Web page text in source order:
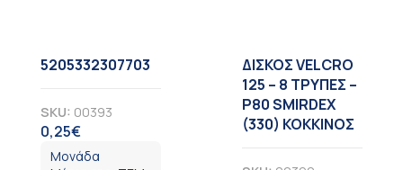
5205332307703
SKU: 00393
0,25€
Μονάδα
ΔΙΣΚΟΣ VELCRO
125 – 8 TΡΥΠΕΣ –
Ρ80 SMIRDEX
(330) ΚΟΚΚΙΝΟΣ